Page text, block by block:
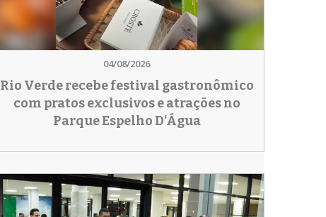
04/08/2026
Rio Verde recebe festival gastronômico
com pratos exclusivos e atrações no
Parque Espelho D'Água